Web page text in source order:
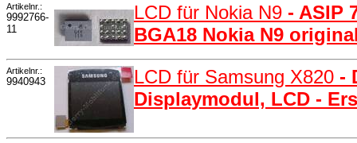
Artikelnr.:
9992766-
11
LCD für Nokia N9 - ASIP
BGA18 Nokia N9
Artikelnr.:
9940943 LCD für Samsung X820 -
Displaymodul, LCD -